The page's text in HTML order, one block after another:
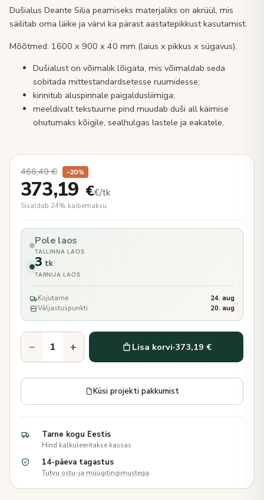
Dušialus Deante Silia peamiseks materjaliks on akrüül, mis
säilitab oma läike ja värvi ka pärast aastatepikkust kasutamist.
Mõõtmed: 1600 x 900 x 40 mm (laius x pikkus x sügavus).
Dušialust on võimalik lõigata, mis võimaldab seda
sobitada mittestandardsetesse ruumidesse;
kinnitub aluspinnale paigaldusliimiga;
meeldivalt tekstuurne pind muudab duši all käimise
ohutumaks kõigile, sealhulgas lastele ja eakatele.
466,49€ −20%
373,19 €€/tk
Sisaldab 24% käibemaksu
Pole laos
TALLINNA LAOS
3 tk
TARNIJA LAOS
Kojutarne
24. aug
Väljastuspunkti
20. aug
− + Lisa korvi·373,19 €
Küsi projekti pakkumist
Tarne kogu Eestis
Hind kalkuleeritakse kassas
14-päeva tagastus
Tutvu ostu-ja müügitingimustega